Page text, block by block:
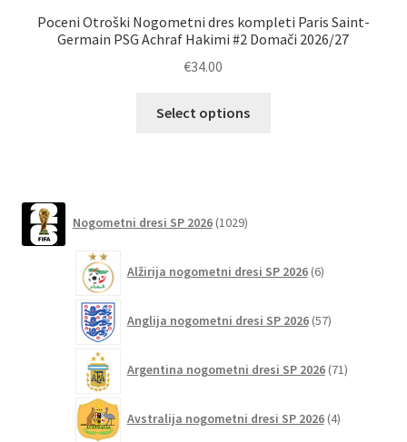
Poceni Otroški Nogometni dres kompleti Paris Saint-
Germain PSG Achraf Hakimi #2 Domači 2026/27
€34.00
Select options
izdelka
Nogometni dresi SP 2026 1029izdelkov
Alžirija nogometni dresi SP 2026 6izdelkov
Anglija nogometni dresi SP 2026 57izdelkov
Argentina nogometni dresi SP 2026 71izdelkov
Avstralija nogometni dresi SP 2026 4izdelki